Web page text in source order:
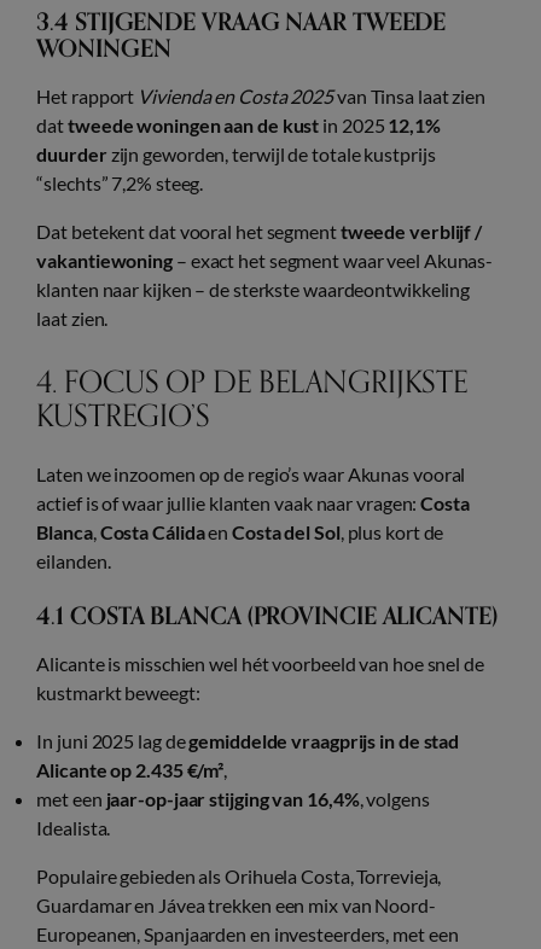
3.4 STIJGENDE VRAAG NAAR TWEEDE
WONINGEN
Het rapport Vivienda en Costa 2025van Tinsa laat zien
dattweede woningen aan de kust in 2025 12,1%
duurder zijn geworden, terwijl de totale kustprijs
“slechts” 7,2% steeg.
Dat betekent dat vooral het segmenttweede verblijf /
vakantiewoning – exact het segment waar veel Akunas-
klanten naar kijken – de sterkste waardeontwikkeling
laat zien.
4. FOCUS OP DE BELANGRIJKSTE
KUSTREGIO’S
Laten we inzoomen op de regio’s waar Akunas vooral
actief is of waar jullie klanten vaak naar vragen:Costa
Blanca,Costa CálidaenCosta del Sol, plus kort de
eilanden.
4.1 COSTA BLANCA (PROVINCIE ALICANTE)
Alicante is misschien wel hét voorbeeld van hoe snel de
kustmarkt beweegt:
In juni 2025 lag degemiddelde vraagprijs in de stad
Alicante op 2.435 €/m²
met een jaar-op-jaar stijging van 16,4%, volgens
Idealista.
Populaire gebieden als Orihuela Costa, Torrevieja,
Guardamar en Jávea trekken een mix van Noord-
Europeanen, Spanjaarden en investeerders, met een